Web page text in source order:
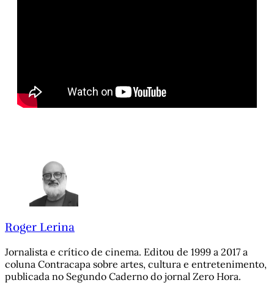
Roger Lerina
Jornalista e crítico de cinema. Editou de 1999 a 2017 a
coluna Contracapa sobre artes, cultura e entretenimento,
publicada no Segundo Caderno do jornal Zero Hora.